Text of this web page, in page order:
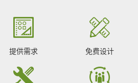
提供需求 免费设计